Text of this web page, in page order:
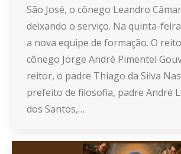
São José, o cônego Leandro
deixando o serviço. Na quinta-
a nova equipe de formação. O
cônego Jorge André Pimentel
reitor, o padre Thiago da Silva
prefeito de filosofia, padre André
dos Santos,…